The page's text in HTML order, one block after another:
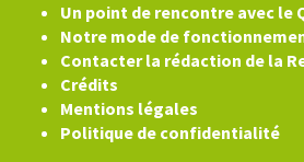
Un point de rencontre avec le
Notre mode de
Contacter la rédaction de la
Crédits
Mentions légales
Politique de confidentialité